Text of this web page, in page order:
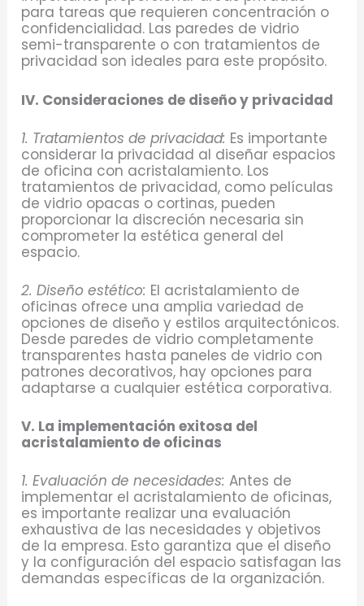
para tareas que requieren concentración o
confidencialidad. Las paredes de vidrio
semi-transparente o con tratamientos de
privacidad son ideales para este propósito.
IV. Consideraciones de diseño y privacidad
1. Tratamientos de privacidad: Es importante
considerar la privacidad al diseñar espacios
de oficina con acristalamiento. Los
tratamientos de privacidad, como películas
de vidrio opacas o cortinas, pueden
proporcionar la discreción necesaria sin
comprometer la estética general del
espacio.
2. Diseño estético: El acristalamiento de
oficinas ofrece una amplia variedad de
opciones de diseño y estilos arquitectónicos.
Desde paredes de vidrio completamente
transparentes hasta paneles de vidrio con
patrones decorativos, hay opciones para
adaptarse a cualquier estética corporativa.
V. La implementación exitosa del
acristalamiento de oficinas
1. Evaluación de necesidades: Antes de
implementar el acristalamiento de oficinas,
es importante realizar una evaluación
exhaustiva de las necesidades y objetivos
de la empresa. Esto garantiza que el diseño
y la configuración del espacio satisfagan las
demandas específicas de la organización.